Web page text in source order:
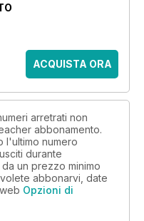
ACQUISTA ORA
arretrati non
abbonamento.
l'ultimo numero
durante
un prezzo minimo
abbonarvi, date
Opzioni di